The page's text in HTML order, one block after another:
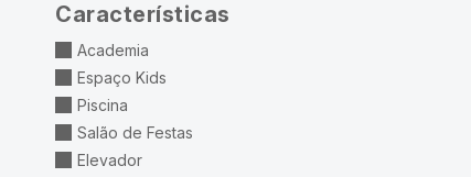
Características
Academia
Espaço Kids
Piscina
Salão de Festas
Elevador